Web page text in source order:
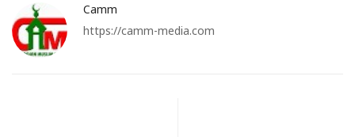
Camm
https://camm-media.com